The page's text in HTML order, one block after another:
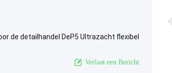
de detailhandel DeP5 Ultrazacht flexibel
Verlaat een Bericht